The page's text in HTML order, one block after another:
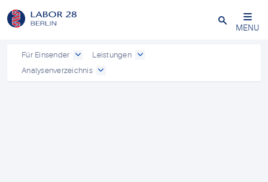
Schließen
MENU
Für Einsender
Leistungen
Analysenverzeichnis